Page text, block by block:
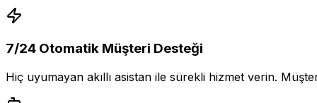
7/24 Otomatik Müşteri Desteği
Hiç uyumayan akıllı asistan ile sürekli hizmet verin.